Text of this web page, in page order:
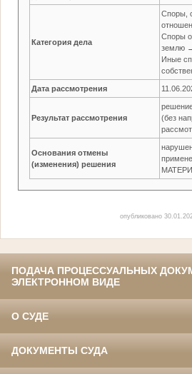
Категория дела
Споры,
Споры о
землю
Иные
Дата рассмотрения
Результат рассмотрения
(без
Основания отмены
(изменения) решения
опубликовано
ПОДАЧА ПРОЦЕССУАЛЬНЫХ
ЭЛЕКТРОННОМ ВИДЕ
О СУДЕ
ДОКУМЕНТЫ СУДА